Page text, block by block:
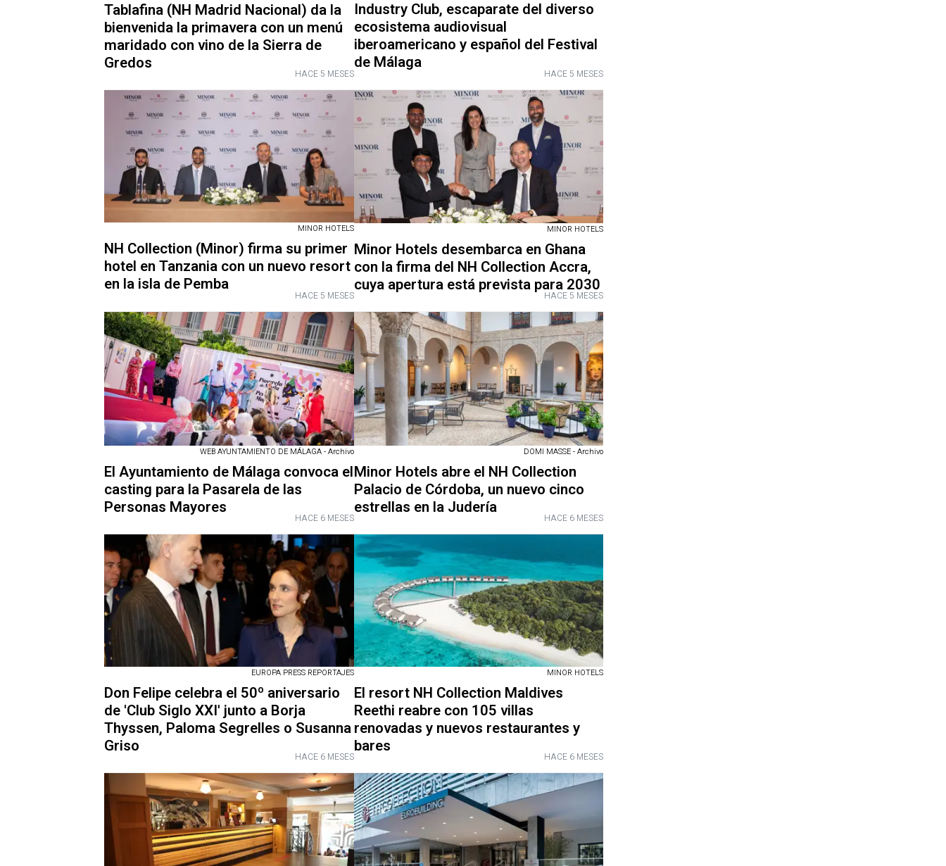
Tablafina (NH Madrid Nacional) da la
bienvenida la primavera con un menú
maridado con vino de la Sierra de
Gredos
HACE 5 MESES
Industry Club, escaparate del diverso
ecosistema audiovisual
iberoamericano y español del Festival
de Málaga
HACE 5 MESES
MINOR HOTELS
NH Collection (Minor) firma su primer
hotel en Tanzania con un nuevo resort
en la isla de Pemba
HACE 5 MESES
MINOR HOTELS
Minor Hotels desembarca en Ghana
con la firma del NH Collection Accra,
cuya apertura está prevista para 2030
HACE 5 MESES
WEB AYUNTAMIENTO DE MÁLAGA - Archivo
El Ayuntamiento de Málaga convoca el
casting para la Pasarela de las
Personas Mayores
HACE 6 MESES
DOMI MASSE - Archivo
Minor Hotels abre el NH Collection
Palacio de Córdoba, un nuevo cinco
estrellas en la Judería
HACE 6 MESES
EUROPA PRESS REPORTAJES
Don Felipe celebra el 50º aniversario
de 'Club Siglo XXI' junto a Borja
Thyssen, Paloma Segrelles o Susanna
Griso
HACE 6 MESES
MINOR HOTELS
El resort NH Collection Maldives
Reethi reabre con 105 villas
renovadas y nuevos restaurantes y
bares
HACE 6 MESES